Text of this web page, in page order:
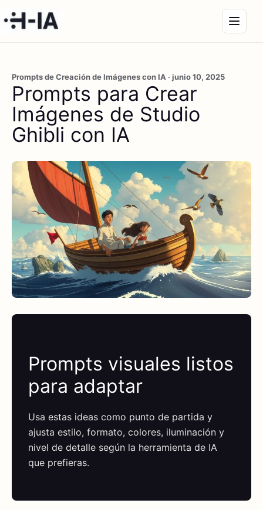
Prompts de Creación de Imágenes con IA · junio 10, 2025
Prompts para Crear
Imágenes de Studio
Ghibli con IA
Prompts visuales listos
para adaptar
Usa estas ideas como punto de partida y
ajusta estilo, formato, colores, iluminación y
nivel de detalle según la herramienta de IA
que prefieras.